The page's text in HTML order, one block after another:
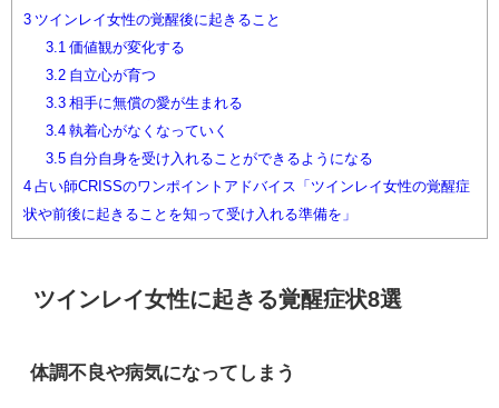
3 ツインレイ女性の覚醒後に起きること
3.1 価値観が変化する
3.2自立心が育つ
3.3相手に無償の愛が生まれる
3.4執着心がなくなっていく
3.5自分自身を受け入れることができるようになる
4 占い師CRISSのワンポイントアドバイス「ツインレイ女性の覚醒症
状や前後に起きることを知って受け入れる準備を」
ツインレイ女性に起きる覚醒症状8選
体調不良や病気になってしまう